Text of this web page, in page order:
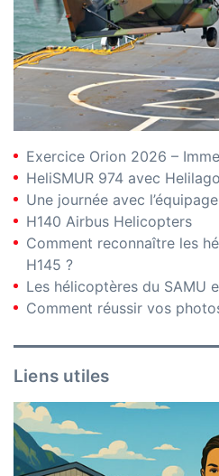
Exercice Orion 2026 –
HeliSMUR 974 avec
Une journée avec
H140 Airbus Helicopters
Comment reconnaître les
H145 ?
Les hélicoptères du SAMU
Comment réussir vos
Liens utiles